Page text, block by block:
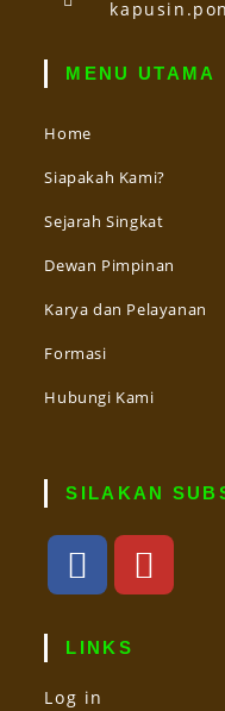
MENU UTAMA
Home
Siapakah Kami?
Sejarah Singkat
Dewan Pimpinan
Karya dan Pelayanan
Formasi
Hubungi Kami
SILAKAN
LINKS
Log in